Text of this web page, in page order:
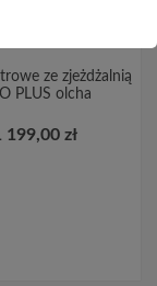
ze zjeżdżalnią
PLUS olcha
199,00 zł